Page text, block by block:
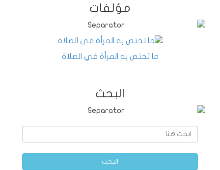
مؤلفات
ما تختص به المرأة في الصلاة
البحث
البحث